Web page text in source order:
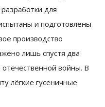
для
и подготовлены
производство
лишь спустя два
отечественной войны. В
лёгкие гусеничные